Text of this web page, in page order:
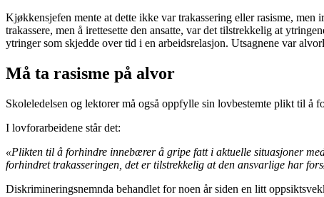
Kjøkkensjefen mente at dette ikke var trakassering eller rasisme,
trakassere, men å irettesette den ansatte, var det tilstrekkelig at
ytringer som skjedde over tid i en arbeidsrelasjon. Utsagnene var
Må ta rasisme på alvor
Skoleledelsen og lektorer må også oppfylle sin lovbestemte plikt til å
I lovforarbeidene står det:
«Plikten til å forhindre innebærer å gripe fatt i aktuelle situasjoner
forhindret trakasseringen, det er tilstrekkelig at den ansvarlige har
Diskrimineringsnemnda behandlet for noen år siden en litt